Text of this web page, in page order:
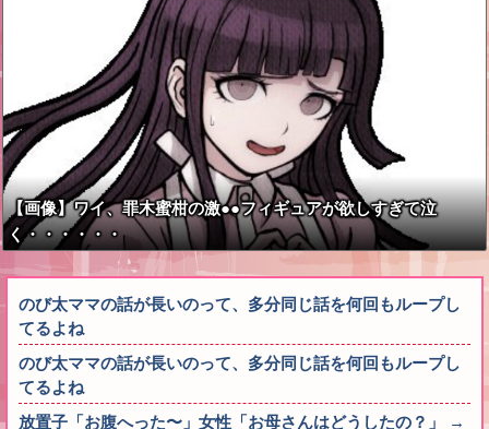
【画像】ワイ、罪木蜜柑の激●●フィギュアが欲しすぎて泣
く・・・・・・
のび太ママの話が長いのって、多分同じ話を何回もループし
てるよね
のび太ママの話が長いのって、多分同じ話を何回もループし
てるよね
放置子「お腹へった〜」女性「お母さんはどうしたの？」 →